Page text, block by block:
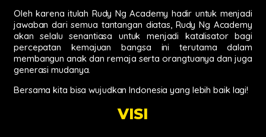
Oleh karena itulah Rudy Ng Academy hadir untuk menjadi
jawaban dari semua tantangan diatas, Rudy Ng Academy
akan selalu senantiasa untuk menjadi katalisator bagi
percepatan kemajuan bangsa ini terutama dalam
membangun anak dan remaja serta orangtuanya dan juga
generasi mudanya.
Bersama kita bisa wujudkan Indonesia yang lebih baik lagi!
VISI